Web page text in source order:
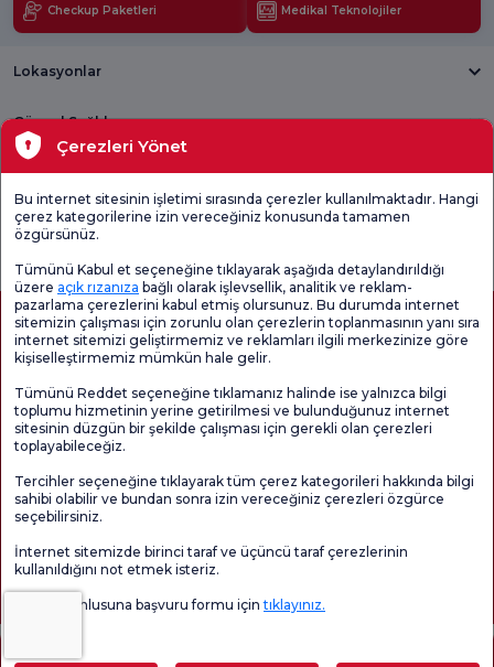
İçindekiler
Checkup Paketleri Medikal Teknolojiler
Lokasyonlar
Güncel Sağlık
Tıbbi Birimler
Genel
Memnuniyet
Sayfa içeriği sadece bilgilendirme amaçlıdır. Tanı ve tedavi için mutlaka
doktorunuza başvurunuz.
@2026 Grup Florence Nightingale Hastaneleri
Editör: Uğurcan Durmuş - 0 549 455 55 46. - Güncelleme Tarihi: 07.08.2026
Çerezleri Yönet
Bu internet sitesinin işletimi sırasında çerezler kullanılmaktadır. Hangi
çerez kategorilerine izin vereceğiniz konusunda tamamen
özgürsünüz.
Tümünü Kabul et seçeneğine tıklayarak aşağıda detaylandırıldığı
üzere açık rızanıza bağlı olarak işlevsellik, analitik ve reklam-
pazarlama çerezlerini kabul etmiş olursunuz. Bu durumda internet
sitemizin çalışması için zorunlu olan çerezlerin toplanmasının yanı sıra
internet sitemizi geliştirmemiz ve reklamları ilgili merkezinize göre
kişiselleştirmemiz mümkün hale gelir.
Tümünü Reddet seçeneğine tıklamanız halinde ise yalnızca bilgi
toplumu hizmetinin yerine getirilmesi ve bulunduğunuz internet
sitesinin düzgün bir şekilde çalışması için gerekli olan çerezleri
toplayabileceğiz.
Tercihler seçeneğine tıklayarak tüm çerez kategorileri hakkında bilgi
sahibi olabilir ve bundan sonra izin vereceğiniz çerezleri özgürce
seçebilirsiniz.
İnternet sitemizde birinci taraf ve üçüncü taraf çerezlerinin
kullanıldığını not etmek isteriz.
Veri sorumlusuna başvuru formu içintıklayınız.